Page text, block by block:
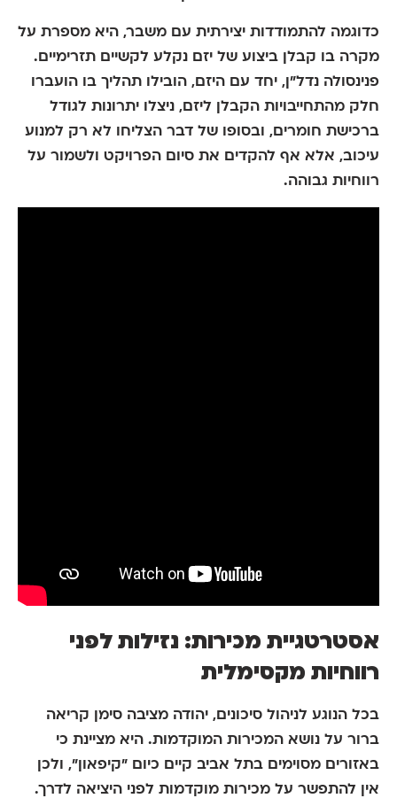
כדוגמה להתמודדות יצירתית עם משבר, היא מספרת על
מקרה בו קבלן ביצוע של יזם נקלע לקשיים תזרימיים.
פנינסולה נדל"ן, יחד עם היזם, הובילו תהליך בו הועברו
חלק מהתחייבויות הקבלן ליזם, ניצלו יתרונות לגודל
ברכישת חומרים, ובסופו של דבר הצליחו לא רק למנוע
עיכוב, אלא אף להקדים את סיום הפרויקט ולשמור על
רווחיות גבוהה.
אסטרטגיית מכירות: נזילות לפני
רווחיות מקסימלית
בכל הנוגע לניהול סיכונים, יהודה מציבה סימן קריאה
ברור על נושא המכירות המוקדמות. היא מציינת כי
באזורים מסוימים בתל אביב קיים כיום "קיפאון", ולכן
אין להתפשר על מכירות מוקדמות לפני היציאה לדרך.